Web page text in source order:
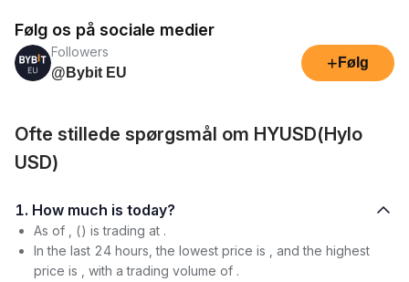
Følg os på sociale medier
Followers
@Bybit EU
+ Følg
Ofte stillede spørgsmål om HYUSD(Hylo
USD)
1. How much is today?
As of , () is trading at .
In the last 24 hours, the lowest price is , and the highest
price is , with a trading volume of .